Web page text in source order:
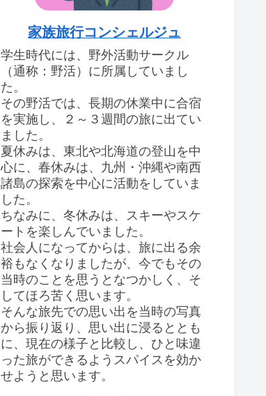
家族旅行コンシェルジュ
学生時代には、野外活動サークル
（通称：野活）に所属していまし
た。
その野活では、長期の休業中に合宿
を実施し、２～３週間の旅に出てい
ました。
夏休みは、東北や北海道の登山を中
心に、春休みは、九州・沖縄や南西
諸島の探索を中心に活動をしていま
した。
ちなみに、冬休みは、スキーやスケ
ートを楽しんでいました。
社会人になってからは、旅に出る余
裕もなくなりましたが、今でもその
当時のことを思うとなつかしく、そ
してほろ苦く思います。
そんな旅先での思い出を当時の写真
から振り返り、思い出に浸るととも
に、現在の様子と比較し、ひと味違
った旅ができるようスパイスを効か
せようと思います。